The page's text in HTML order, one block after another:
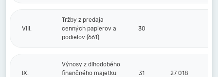
VIII.
Tržby z predaja
cenných papierov a
podielov (661)
30
IX.
Výnosy z dlhodobého
finančného majetku
31 27 018